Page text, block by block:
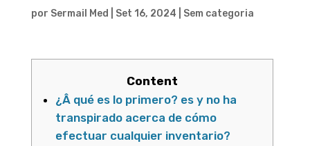
por Sermail Med Set 16, 2024 Sem categoria
Content
¿Â qué es lo primero? es y no ha
transpirado acerca de cómo
efectuar cualquier inventario?